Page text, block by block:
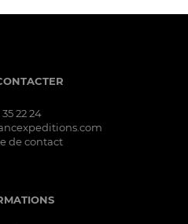
22 24
de contact